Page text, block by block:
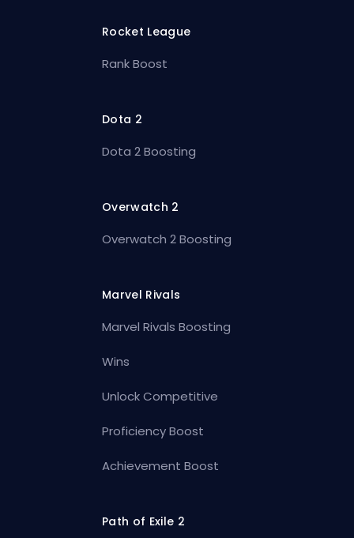
Rocket League
Rank Boost
Dota 2
Dota 2 Boosting
Overwatch 2
Overwatch 2 Boosting
Marvel Rivals
Marvel Rivals Boosting
Wins
Unlock Competitive
Proficiency Boost
Achievement Boost
Path of Exile 2